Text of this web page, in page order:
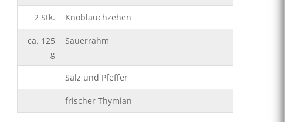
2 Stk. Knoblauchzehen
ca. 125
g
Sauerrahm
Salz und Pfeffer
frischer Thymian